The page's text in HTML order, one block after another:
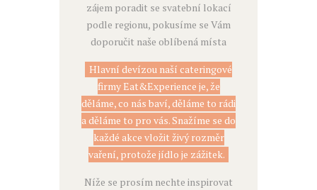
zájem poradit se svatební lokací
podle regionu, pokusíme se Vám
doporučit naše oblíbená místa
Hlavní devízou naší cateringové
firmy Eat&Experience je, že
děláme, co nás baví, děláme to rádi
a děláme to pro vás. Snažíme se do
každé akce vložit živý rozměr
vaření, protože jídlo je zážitek.
Níže se prosím nechte inspirovat